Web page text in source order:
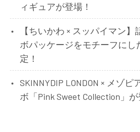
ィギュアが登場！
【ちいかわ × スッパイマン
ボパッケージをモチーフにし
定！
SKINNYDIP LONDON × メゾピ
ボ「Pink Sweet Collection」が